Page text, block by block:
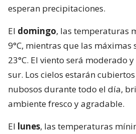
esperan precipitaciones.
El domingo, las temperaturas
9°C, mientras que las máximas
23°C. El viento será moderado
sur. Los cielos estarán
nubosos durante todo el día,
ambiente fresco y agradable.
El lunes, las temperaturas